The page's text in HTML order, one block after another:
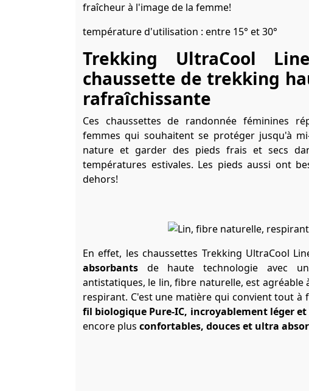
fraîcheur à l'image de la femme!
température d'utilisation : entre 15° et 30°
Trekking UltraCool
chaussette de trekking
rafraîchissante
Ces chaussettes de randonnée féminines
femmes qui souhaitent se protéger jusqu'à
nature et garder des pieds frais et secs
températures estivales. Les pieds aussi ont
dehors!
En effet, les chaussettes Trekking UltraCool
absorbants de haute technologie
avec
antistatiques, le lin, fibre naturelle, est
respirant. C'est une matière qui convient tout à
fil biologique Pure-IC, incroyablement léger
encore plus confortables, douces et ultra